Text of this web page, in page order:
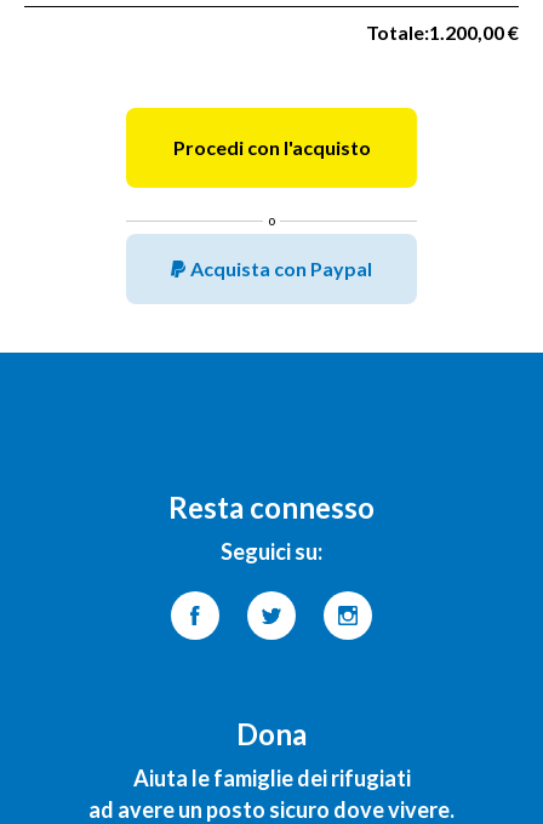
Totale:1.200,00 €
o
Acquista con Paypal
Resta connesso
Seguici su:
Dona
Aiuta le famiglie dei rifugiati
ad avere un posto sicuro dove vivere.